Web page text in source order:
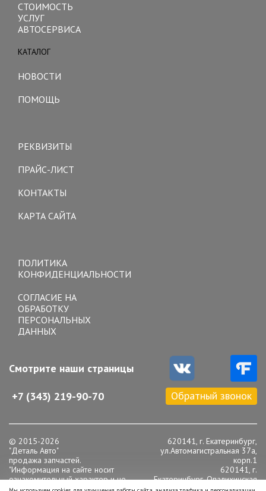
СТОИМОСТЬ
УСЛУГ
АВТОСЕРВИСА
КАТАЛОГ
НОВОСТИ
ПОМОЩЬ
РЕКВИЗИТЫ
ПРАЙС-ЛИСТ
КОНТАКТЫ
КАРТА САЙТА
ПОЛИТИКА
КОНФИДЕНЦИАЛЬНОСТИ
СОГЛАСИЕ НА
ОБРАБОТКУ
ПЕРСОНАЛЬНЫХ
ДАННЫХ
Смотрите наши страницы
+7 (343) 219-90-70 Обратный звонок
© 2015-2026
"Деталь Авто"
продажа запчастей.
"Информация на сайте носит
ознакомительный характер и не
является публичной офертой,
620141, г. Екатеринбург,
ул.Автомагистральная 37а,
корп.1
620141, г.
Екатеринбург, Опалихинская
16